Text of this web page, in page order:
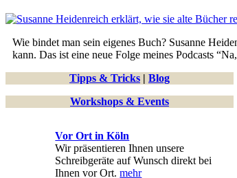
Wie bindet man sein eigenes Buch? Susanne
kann. Das ist eine neue Folge meines Podcasts
Tipps & Tricks | Blog
Workshops & Events
Vor Ort in Köln
Wir präsentieren Ihnen unsere
Schreibgeräte auf Wunsch direkt bei
Ihnen vor Ort.mehr